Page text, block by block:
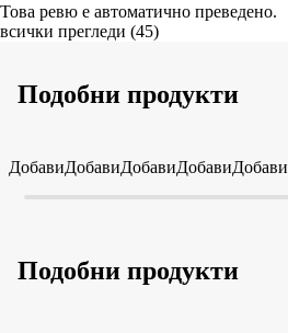
Това ревю е автоматично преведено.
всички прегледи (45)
Подобни продукти
ДобавиДобавиДобавиДобавиДобави
Подобни продукти